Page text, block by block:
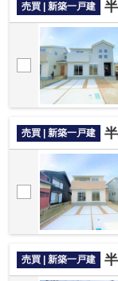
売買 | 新築一戸建
売買 | 新築一戸建
売買 | 新築一戸建